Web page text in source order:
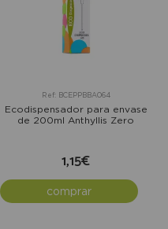
Ref: BCEPPBBA064
Ecodispensador para envase
de 200ml Anthyllis Zero
1,15€
comprar